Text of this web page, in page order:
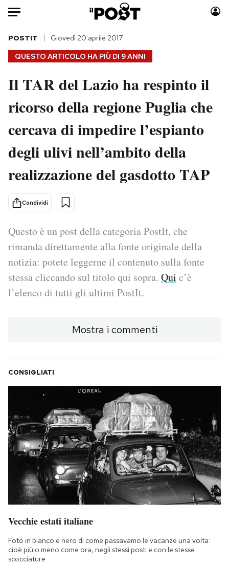
Auto
HOME
Italia
Politica
Tecnologia
Scienza
Cultura
Sport
Moda
Consumismi
Storie/Idee
Media
Europa
PODCAST
NEWSLETTER
CALENDARIO
AREA PERSONALE
Area Personale
Newsletter
Notifiche mobile
Regala il Post
Hai bisogno di aiuto?
Esci
QUESTO ARTICOLO HA PIÙ DI 9 ANNI
POSTIT Giovedì 20 aprile 2017
Il TAR del Lazio ha respinto il
ricorso della regione Puglia che
cercava di impedire l’espianto
degli ulivi nell’ambito della
realizzazione del gasdotto TAP
Condividi
Questo è un post della categoria PostIt, che
rimanda direttamente alla fonte originale della
notizia: potete leggerne il contenuto sulla fonte
stessa cliccando sul titolo qui sopra. Qui c’è
l’elenco di tutti gli ultimi PostIt.
Mostra i commenti
CONSIGLIATI
Vecchie estati italiane
Foto in bianco e nero di come passavamo le vacanze una volta:
cioè più o meno come ora, negli stessi posti e con le stesse
scocciature